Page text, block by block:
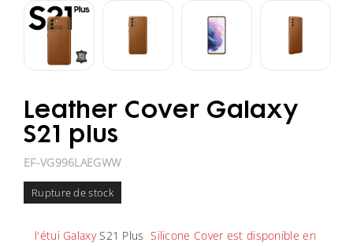
Leather Cover Galaxy
S21 plus
EF-VG996LAEGWW
Rupture de stock
l'étui GalaxyS21 Plus Silicone Coverest disponible en